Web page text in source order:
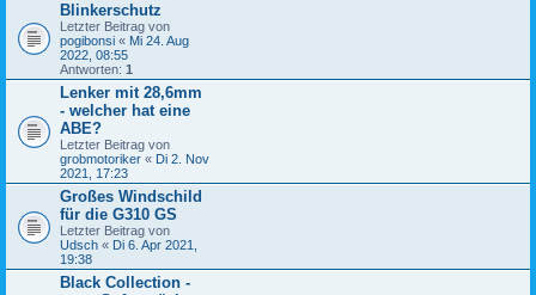
Blinkerschutz
Letzter Beitrag von
pogibonsi « Mi 24. Aug
2022, 08:55
Antworten: 1
Lenker mit 28,6mm
- welcher hat eine
ABE?
Letzter Beitrag von
grobmotoriker « Di 2. Nov
2021, 17:23
Großes Windschild
für die G310 GS
Letzter Beitrag von
Udsch « Di 6. Apr 2021,
19:38
Black Collection -